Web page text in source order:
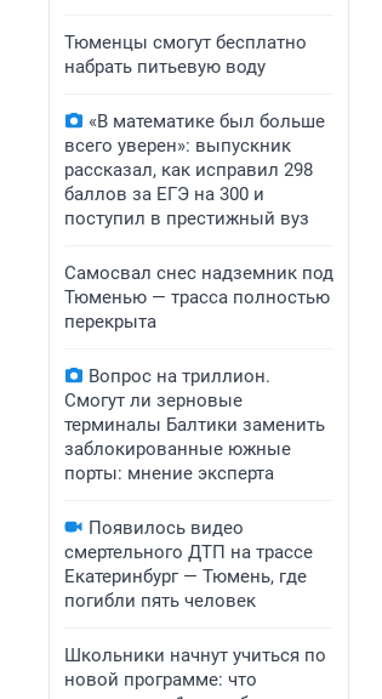
Тюменцы смогут бесплатно
набрать питьевую воду
«В математике был больше
всего уверен»: выпускник
рассказал, как исправил 298
баллов за ЕГЭ на 300 и
поступил в престижный вуз
Самосвал снес надземник под
Тюменью — трасса полностью
перекрыта
Вопрос на триллион.
Смогут ли зерновые
терминалы Балтики заменить
заблокированные южные
порты: мнение эксперта
Появилось видео
смертельного ДТП на трассе
Екатеринбург — Тюмень, где
погибли пять человек
Школьники начнут учиться по
новой программе: что